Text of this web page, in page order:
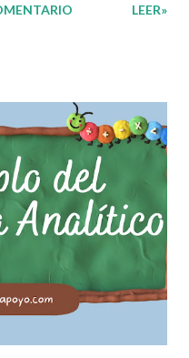
futuro será un ciudadano
las grandes
un buen ciudadano. A
ejemplos de reglas
mis tareas y trabajos. 2.
la mano para
baño 5. Deposito la
mis útiles esc...
LEER»